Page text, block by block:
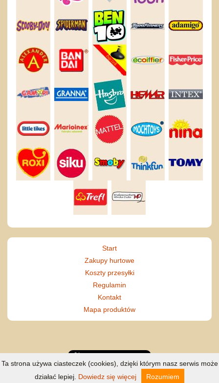
Ta strona używa ciasteczek (cookies), dzięki którym nasz serwis może
działać lepiej. Dowiedz się więcej Rozumiem
Start
Zakupy hurtowe
Koszty przesyłki
Regulamin
Kontakt
Mapa produktów